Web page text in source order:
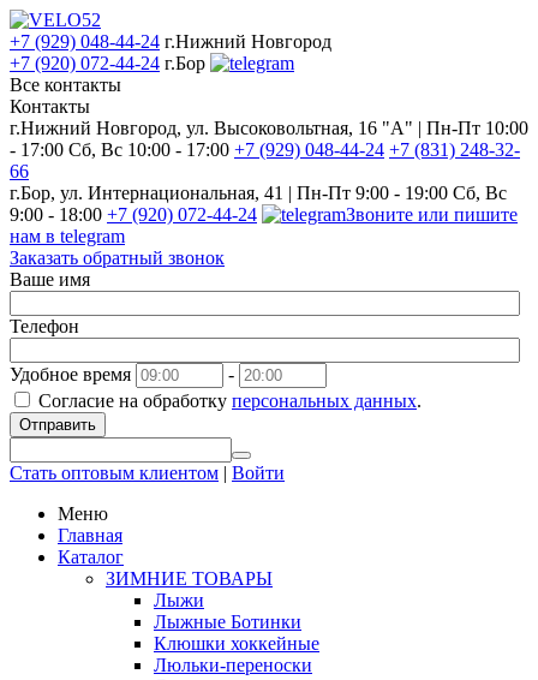
+7 (929) 048-44-24 г.Нижний Новгород
+7 (920) 072-44-24 г.Бор
Все контакты
Контакты
г.Нижний Новгород, ул. Высоковольтная, 16 "А" | Пн-Пт 10:00
- 17:00 Сб, Вс 10:00 - 17:00 +7 (929) 048-44-24 +7 (831) 248-32-
66
г.Бор, ул. Интернациональная, 41 | Пн-Пт 9:00 - 19:00 Сб, Вс
9:00 - 18:00 +7 (920) 072-44-24
Звоните или пишите
нам в telegram
Заказать обратный звонок
Ваше имя
Телефон
Удобное время
-
Согласие на обработку персональных данных.
Отправить
Стать оптовым клиентом | Войти
Меню
Главная
Каталог
ЗИМНИЕ ТОВАРЫ
Лыжи
Лыжные Ботинки
Клюшки хоккейные
Люльки-переноски